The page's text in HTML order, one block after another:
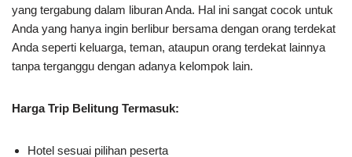
yang tergabung dalam liburan Anda. Hal ini sangat cocok untuk
Anda yang hanya ingin berlibur bersama dengan orang terdekat
Anda seperti keluarga, teman, ataupun orang terdekat lainnya
tanpa terganggu dengan adanya kelompok lain.
Harga Trip Belitung Termasuk:
Hotel sesuai pilihan peserta